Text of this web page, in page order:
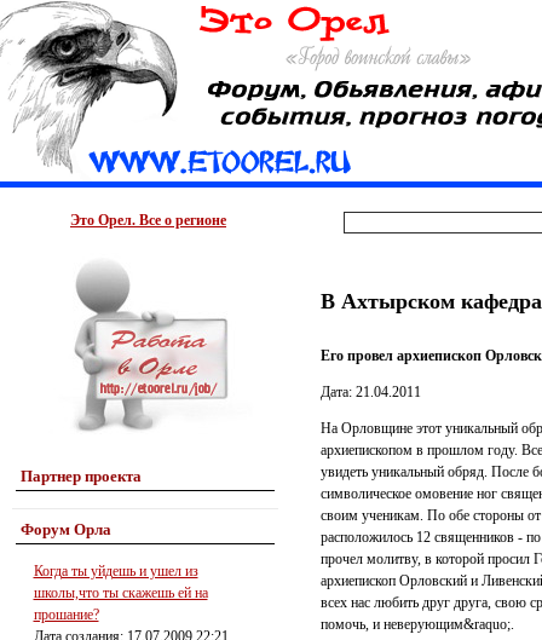
Это Орел. Все о регионе
Партнер проекта
Форум Орла
Когда ты уйдешь и ушел из
школы,что ты скажешь ей на
прошание?
Дата создания: 17.07.2009 22:21
В Ахтырском
Его провел архиепископ
Дата: 21.04.2011
На Орловщине этот уникальный
архиепископом в прошлом году.
увидеть уникальный обряд. После
символическое омовение ног
своим ученикам. По обе стороны
расположилось 12 священников -
прочел молитву, в которой просил
архиепископ Орловский и
всех нас любить друг друга, свою
помочь, и неверующим&raquo;.